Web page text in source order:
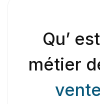
Qu’
métier